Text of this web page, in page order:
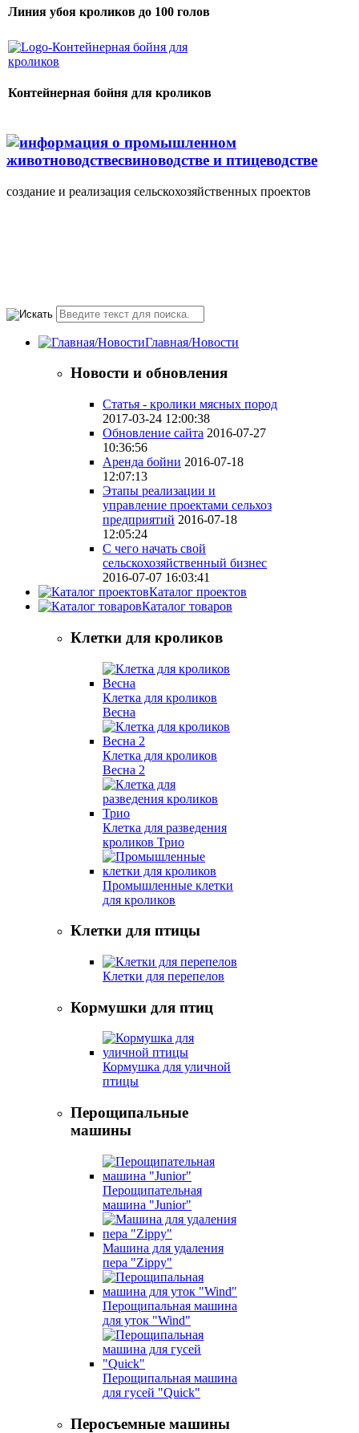
Линия убоя кроликов до 100 голов
Контейнерная бойня для кроликов
создание и реализация сельскохозяйственных проектов
Главная/Новости
Новости и обновления
Статья - кролики мясных пород
2017-03-24 12:00:38
Обновление сайта 2016-07-27
10:36:56
Аренда бойни 2016-07-18
12:07:13
Этапы реализации и
управление проектами сельхоз
предприятий 2016-07-18
12:05:24
С чего начать свой
сельскохозяйственный бизнес
2016-07-07 16:03:41
Каталог проектов
Каталог товаров
Клетки для кроликов
Клетка для кроликов
Весна
Клетка для кроликов
Весна 2
Клетка для разведения
кроликов Трио
Промышленные клетки
для кроликов
Клетки для птицы
Клетки для перепелов
Кормушки для птиц
Кормушка для уличной
птицы
Перощипальные
машины
Перощипательная
машина "Junior"
Машина для удаления
пера "Zippy"
Перощипальная машина
для уток "Wind"
Перощипальная машина
для гусей "Quick"
Перосъемные машины